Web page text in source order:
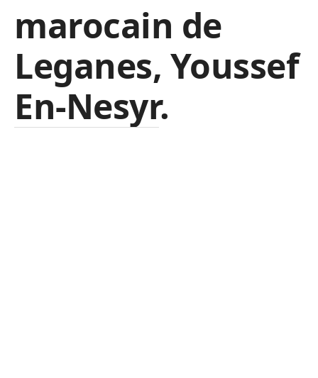
marocain de
Leganes, Youssef
En-Nesyr.